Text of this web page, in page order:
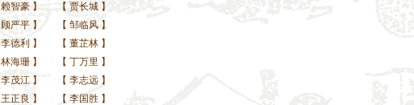
赖智豪】 【 贾长城 】
顾严平】 【 邹临风 】
李德利 】 【 董芷林 】
林海珊】 【 丁万里 】
李茂江】 【 李志远 】
王正良 】 【 李国胜 】